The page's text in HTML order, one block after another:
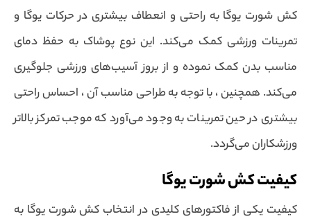
کش شورت یوگا به راحتی و انعطاف بیشتری در حرکات یوگا و
تمرینات ورزشی کمک می‌کند. این نوع پوشاک به حفظ دمای
مناسب بدن کمک نموده و از بروز آسیب‌های ورزشی جلوگیری
می‌کند. همچنین ، با توجه به طراحی مناسب آن ، احساس راحتی
بیشتری در حین تمرینات به وجود می‌آورد که موجب تمرکز بالاتر
ورزشکاران می‌گردد.
کیفیت کش شورت یوگا
کیفیت یکی از فاکتورهای کلیدی در انتخاب کش شورت یوگا به